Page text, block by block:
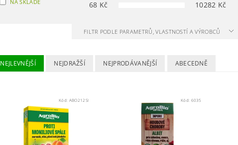
NA SKLADĚ 68 Kč 10282 Kč
FILTR PODLE PARAMETRŮ, VLASTNOSTÍ A VÝROBCŮ
NEJLEVNĚJŠÍ NEJDRAŽŠÍ NEJPRODÁVANĚJŠÍ ABECEDNĚ
Kód: ABO212SI Kód: 6035